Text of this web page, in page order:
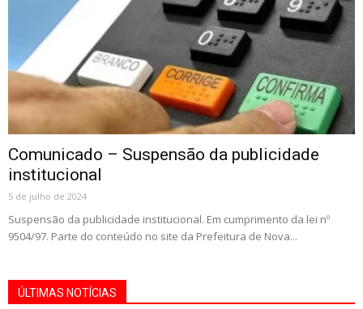
Comunicado – Suspensão da publicidade
institucional
5 de julho de 2024
Suspensão da publicidade institucional. Em cumprimento da lei nº
9504/97. Parte do conteúdo no site da Prefeitura de Nova...
ÚLTIMAS NOTÍCIAS